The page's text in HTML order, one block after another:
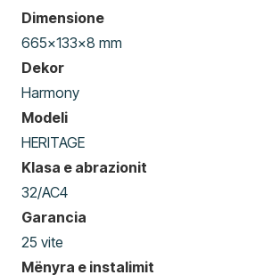
Dimensione
665x133x8 mm
Dekor
Harmony
Modeli
HERITAGE
Klasa e abrazionit
32/AC4
Garancia
25 vite
Mënyra e instalimit